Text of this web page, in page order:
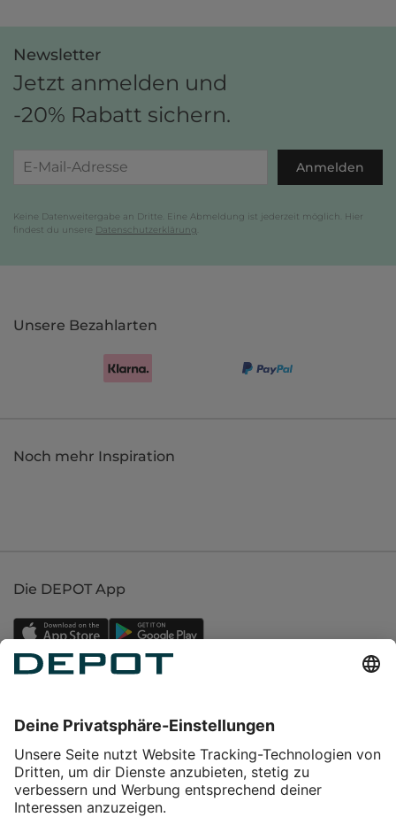
Newsletter
Jetzt anmelden und
-20% Rabatt sichern.
Anmelden
Keine Datenweitergabe an Dritte. Eine Abmeldung ist jederzeit möglich. Hier
findest du unsere Datenschutzerklärung
Unsere Bezahlarten
Noch mehr Inspiration
Die DEPOT App
Service
Über DEPOT